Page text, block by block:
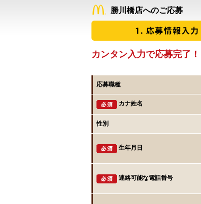
勝川橋店へのご応募
カンタン入力で応募完了！
応募職種
カナ姓名
性別
生年月日
連絡可能な電話番号